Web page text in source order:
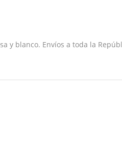
y blanco. Envíos a toda la